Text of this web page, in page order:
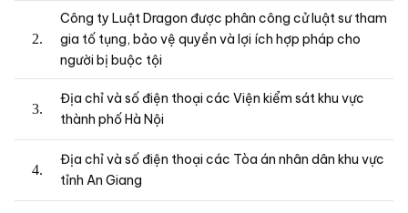
Công ty Luật Dragon được phân công cử luật sư tham
gia tố tụng, bảo vệ quyền và lợi ích hợp pháp cho
người bị buộc tội
Địa chỉ và số điện thoại các Viện kiểm sát khu vực
thành phố Hà Nội
Địa chỉ và số điện thoại các Tòa án nhân dân khu vực
tỉnh An Giang